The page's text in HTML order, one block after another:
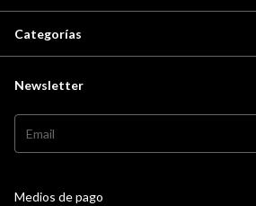
Categorías
Newsletter
Medios de pago